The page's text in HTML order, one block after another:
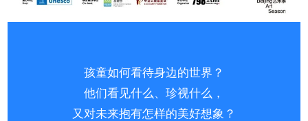
孩童如何看待身边的世界？
他们看见什么、珍视什么，
又对未来抱有怎样的美好想象？